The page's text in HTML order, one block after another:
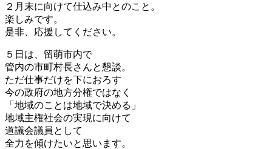
２月末に向けて仕込み中とのこと。
楽しみです。
是非、応援してください。
５日は、留萌市内で
管内の市町村長さんと懇談。
ただ仕事だけを下におろす
今の政府の地方分権ではなく
「地域のことは地域で決める」
地域主権社会の実現に向けて
道議会議員として
全力を傾けたいと思います。